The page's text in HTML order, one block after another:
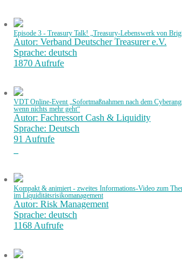
Episode 3 - Treasury Talk! „Treasury-Lebenswerk von
Autor: Verband Deutscher Treasurer e.V.
Sprache: deutsch
1870 Aufrufe
VDT Online-Event „Sofortmaßnahmen nach dem
wenn nichts mehr geht“
Autor: Fachressort Cash & Liquidity
Sprache: Deutsch
91 Aufrufe
Kompakt & animiert - zweites Informations-Video zum
im Liquiditätsrisikomanagement
Autor: Risk Management
Sprache: deutsch
1168 Aufrufe